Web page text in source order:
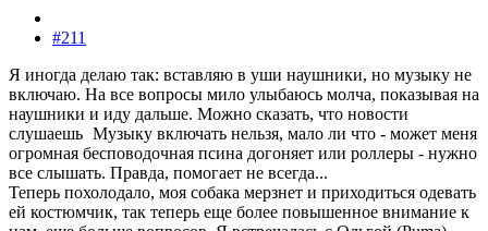
#211
Я иногда делаю так: вставляю в уши наушники, но музыку не
включаю. На все вопросы мило улыбаюсь молча, показывая на
наушники и иду дальше. Можно сказать, что новости
слушаешь Музыку включать нельзя, мало ли что - может меня
огромная бесповодочная псина догоняет или роллеры - нужно
все слышать. Правда, помогает не всегда...
Теперь похолодало, моя собака мерзнет и приходиться одевать
ей костюмчик, так теперь еще более повышенное внимание к